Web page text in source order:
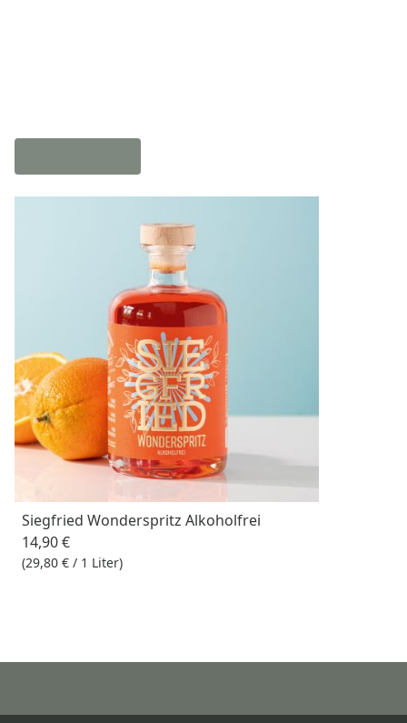
Siegfried Wonderspritz Alkoholfrei
14,90 €
(29,80 € / 1 Liter)